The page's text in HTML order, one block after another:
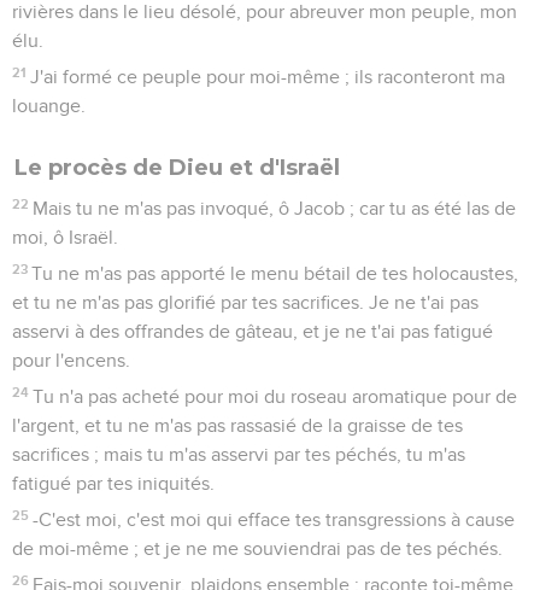
rivières dans le lieu désolé, pour abreuver mon peuple, mon
élu.
21 J'ai formé ce peuple pour moi-même ; ils raconteront ma
louange.
Le procès de Dieu et d'Israël
22 Mais tu ne m'as pas invoqué, ô Jacob ; car tu as été las de
moi, ô Israël.
23 Tu ne m'as pas apporté le menu bétail de tes holocaustes,
et tu ne m'as pas glorifié par tes sacrifices. Je ne t'ai pas
asservi à des offrandes de gâteau, et je ne t'ai pas fatigué
pour l'encens.
24 Tu n'a pas acheté pour moi du roseau aromatique pour de
l'argent, et tu ne m'as pas rassasié de la graisse de tes
sacrifices ; mais tu m'as asservi par tes péchés, tu m'as
fatigué par tes iniquités.
25 -C'est moi, c'est moi qui efface tes transgressions à cause
de moi-même ; et je ne me souviendrai pas de tes péchés.
26 Fais-moi souvenir, plaidons ensemble ; raconte toi-même,